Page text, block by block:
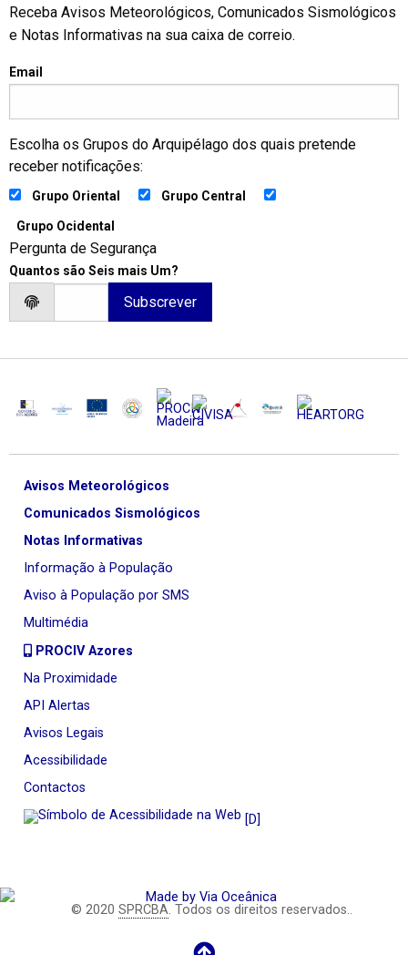
Receba Avisos Meteorológicos, Comunicados Sismológicos
e Notas Informativas na sua caixa de correio.
Email
Escolha os Grupos do Arquipélago dos quais pretende
receber notificações:
Grupo Oriental Grupo Central
Grupo Ocidental
Pergunta de Segurança
Quantos são Seis mais Um?
Avisos Meteorológicos
Comunicados Sismológicos
Notas Informativas
Informação à População
Aviso à População por SMS
Multimédia
PROCIV Azores
Na Proximidade
API Alertas
Avisos Legais
Acessibilidade
Contactos
[D]
© 2020 SPRCBA. Todos os direitos reservados..